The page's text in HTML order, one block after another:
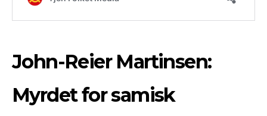
John-Reier Martinsen:
Myrdet for samisk